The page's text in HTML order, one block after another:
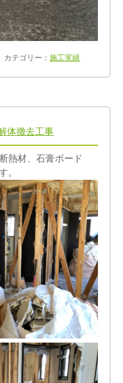
テゴリー：施工実績
体撤去工事
熱材、石膏ボード
。